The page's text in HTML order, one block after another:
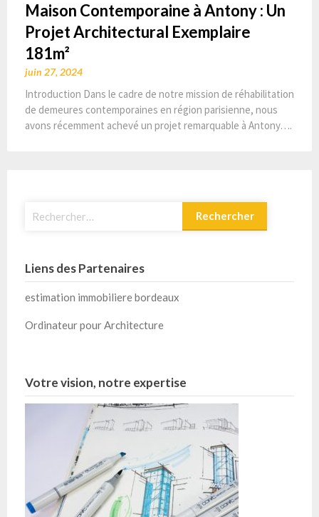
Maison Contemporaine à Antony : Un
Projet Architectural Exemplaire
181m²
juin 27, 2024
Introduction Dans le cadre de notre mission de réhabilitation
de demeures contemporaines en région parisienne, nous
avons récemment achevé un projet remarquable à Antony….
Liens des Partenaires
estimation immobiliere bordeaux
Ordinateur pour Architecture
Votre vision, notre expertise